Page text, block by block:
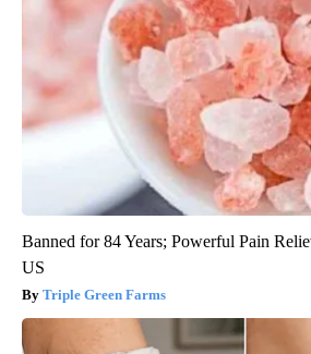
Banned for 84 Years; Powerful Pain
US
Triple Green Farms